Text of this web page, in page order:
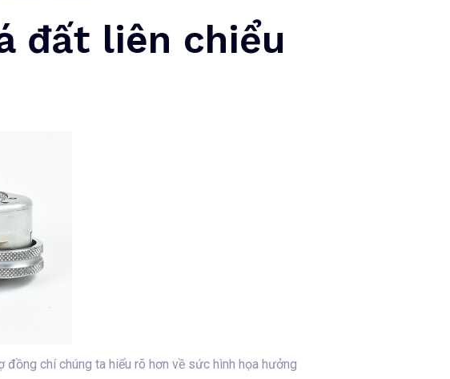
đất liên chiểu
chí chúng ta hiểu rõ hơn về sức hình họa hưởng